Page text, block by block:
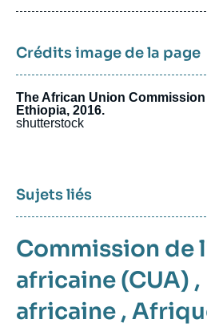
publication
Crédits image de la page
The African Union
Ethiopia, 2016.
shutterstock
Sujets liés
Commission de
africaine (CUA) ,
africaine ,